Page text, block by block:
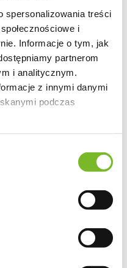
spersonalizowania treści
i
Informacje o tym, jak
partnerom
i analitycznym.
z innymi danymi
podczas
cm to drewniane
cm, które osłoni taras,
i opadami.
transportu i termin do